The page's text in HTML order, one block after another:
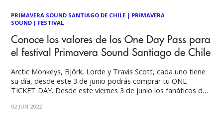
PRIMAVERA SOUND SANTIAGO DE CHILE | PRIMAVERA
SOUND | FESTIVAL
Conoce los valores de los One Day Pass para
el festival Primavera Sound Santiago de Chile
Arctic Monkeys, Björk, Lorde y Travis Scott, cada uno tiene
su día, desde este 3 de junio podrás comprar tu ONE
TICKET DAY. Desde este viernes 3 de junio los fanáticos de
diarios para ver a sus artistas favoritos. No te quedes sin
02 JUN 2022